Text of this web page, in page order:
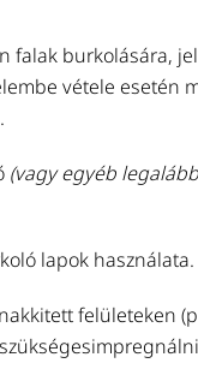
falak burkolására,
vétele esetén
(vagy egyéb
lapok
felületeken